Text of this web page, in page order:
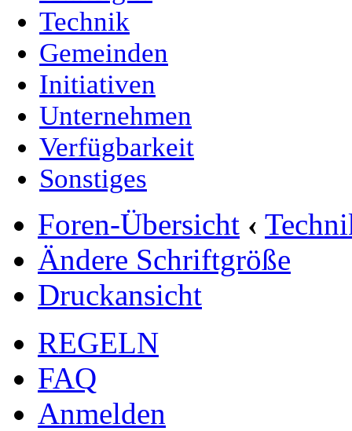
Technik
Gemeinden
Initiativen
Unternehmen
Verfügbarkeit
Sonstiges
Foren-Übersicht ‹
Ändere Schriftgröße
Druckansicht
REGELN
FAQ
Anmelden